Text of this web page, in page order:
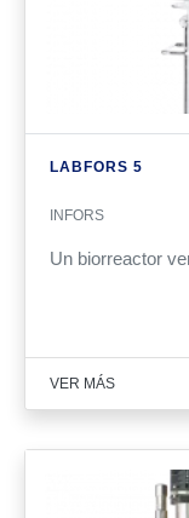
LABFORS 5
INFORS
Un biorreactor
VER MÁS